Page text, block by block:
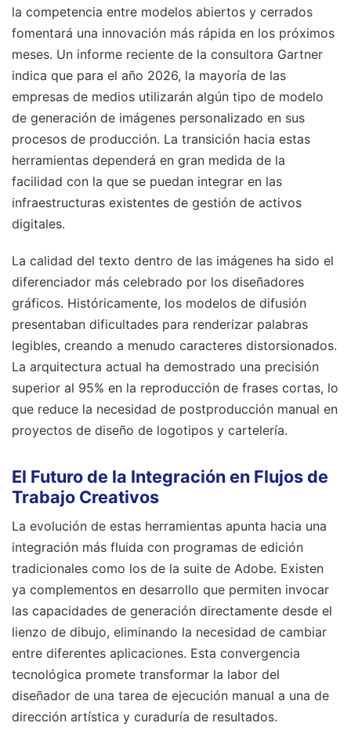
la competencia entre modelos abiertos y cerrados
fomentará una innovación más rápida en los próximos
meses. Un informe reciente de la consultora Gartner
indica que para el año 2026, la mayoría de las
empresas de medios utilizarán algún tipo de modelo
de generación de imágenes personalizado en sus
procesos de producción. La transición hacia estas
herramientas dependerá en gran medida de la
facilidad con la que se puedan integrar en las
infraestructuras existentes de gestión de activos
digitales.
La calidad del texto dentro de las imágenes ha sido el
diferenciador más celebrado por los diseñadores
gráficos. Históricamente, los modelos de difusión
presentaban dificultades para renderizar palabras
legibles, creando a menudo caracteres distorsionados.
La arquitectura actual ha demostrado una precisión
superior al 95% en la reproducción de frases cortas, lo
que reduce la necesidad de postproducción manual en
proyectos de diseño de logotipos y cartelería.
El Futuro de la Integración en Flujos de
Trabajo Creativos
La evolución de estas herramientas apunta hacia una
integración más fluida con programas de edición
tradicionales como los de la suite de Adobe. Existen
ya complementos en desarrollo que permiten invocar
las capacidades de generación directamente desde el
lienzo de dibujo, eliminando la necesidad de cambiar
entre diferentes aplicaciones. Esta convergencia
tecnológica promete transformar la labor del
diseñador de una tarea de ejecución manual a una de
dirección artística y curaduría de resultados.